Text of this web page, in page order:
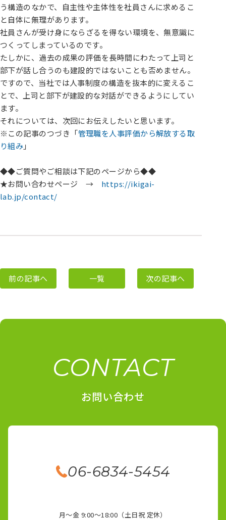
う構造のなかで、自主性や主体性を社員さんに求めるこ
と自体に無理があります。
社員さんが受け身にならざるを得ない環境を、無意識に
つくってしまっているのです。
たしかに、過去の成果の評価を長時間にわたって上司と
部下が話し合うのも建設的ではないことも否めません。
ですので、当社では人事制度の構造を抜本的に変えるこ
とで、上司と部下が建設的な対話ができるようにしてい
ます。
それについては、次回にお伝えしたいと思います。
※この記事のつづき「管理職を人事評価から解放する取
り組み」
◆◆ご質問やご相談は下記のページから◆◆
★お問い合わせページ → https://ikigai-
lab.jp/contact/
前の記事へ 一覧 次の記事へ
CONTACT
お問い合わせ
06-6834-5454
月～金 9:00～18:00（土日祝 定休）